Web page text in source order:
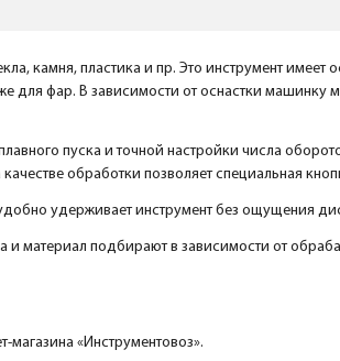
камня, пластика и пр. Это инструмент имеет
для фар. В зависимости от оснастки машинку
пуска и точной настройки числа
обработки позволяет специальная
удерживает инструмент без ощущения
материал подбирают в зависимости от
магазина «Инструментовоз».